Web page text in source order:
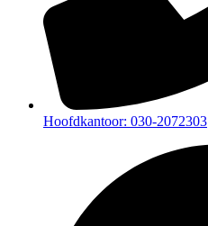
Hoofdkantoor: 030-2072303